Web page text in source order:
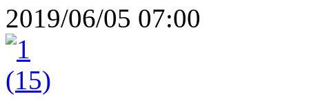
2019/06/05 07:00